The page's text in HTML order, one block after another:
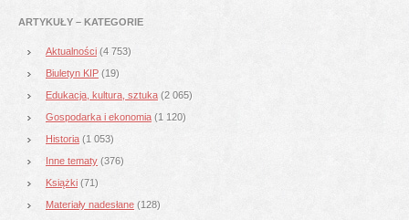
ARTYKUŁY – KATEGORIE
Aktualności (4 753)
Biuletyn KIP (19)
Edukacja, kultura, sztuka (2 065)
Gospodarka i ekonomia (1 120)
Historia (1 053)
Inne tematy (376)
Książki (71)
Materiały nadesłane (128)